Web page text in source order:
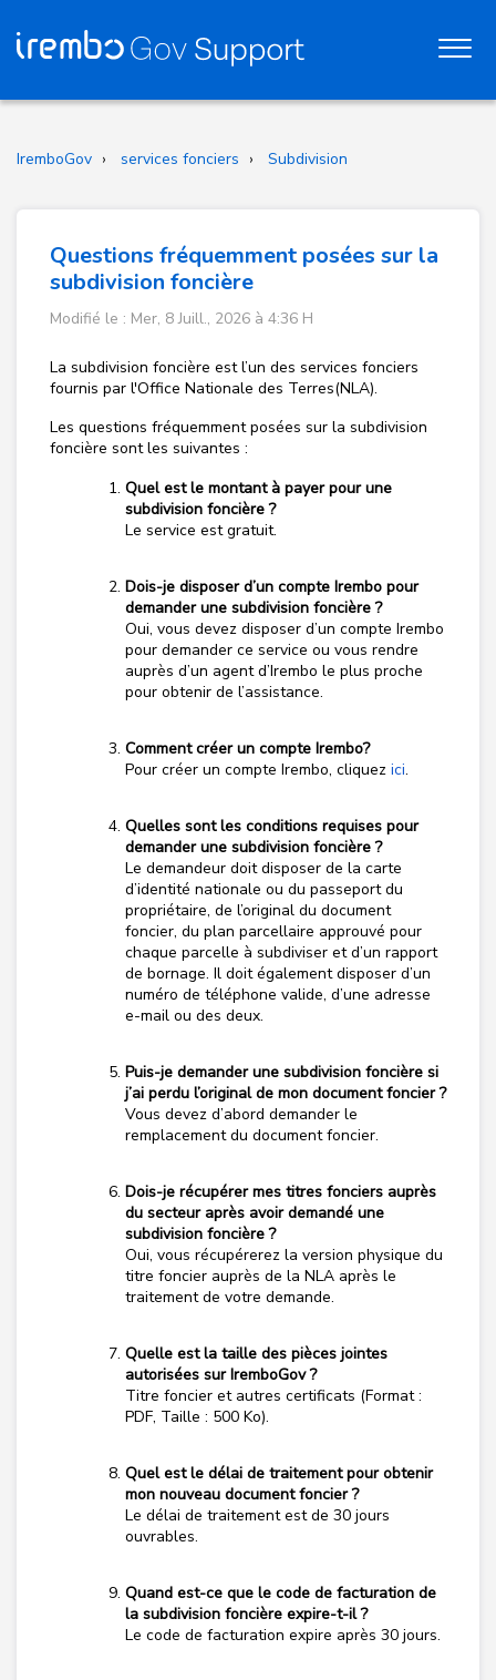
IremboGov services fonciers Subdivision
Questions fréquemment posées sur la
subdivision foncière
Modifié le : Mer, 8 Juill., 2026 à 4:36 H
La subdivision foncière est l’un des services fonciers
fournis par l'Office Nationale des Terres(NLA).
Les questions fréquemment posées sur la subdivision
foncière sont les suivantes :
Quel est le montant à payer pour une
subdivision foncière ?
Le service est gratuit.
Dois-je disposer d’un compte Irembo pour
demander une subdivision foncière ?
Oui, vous devez disposer d’un compte Irembo
pour demander ce service ou vous rendre
auprès d’un agent d’Irembo le plus proche
pour obtenir de l’assistance.
Comment créer un compte Irembo?
Pour créer un compte Irembo, cliquez ici.
Quelles sont les conditions requises pour
demander une subdivision foncière ?
Le demandeur doit disposer de la carte
d’identité nationale ou du passeport du
propriétaire, de l’original du document
foncier, du plan parcellaire approuvé pour
chaque parcelle à subdiviser et d’un rapport
de bornage. Il doit également disposer d’un
numéro de téléphone valide, d’une adresse
e-mail ou des deux.
Puis-je demander une subdivision foncière si
j’ai perdu l’original de mon document foncier ?
Vous devez d’abord demander le
remplacement du document foncier.
Dois-je récupérer mes titres fonciers auprès
du secteur après avoir demandé une
subdivision foncière ?
Oui, vous récupérerez la version physique du
titre foncier auprès de la NLA après le
traitement de votre demande.
Quelle est la taille des pièces jointes
autorisées sur IremboGov ?
Titre foncier et autres certificats (Format :
PDF, Taille : 500 Ko).
Quel est le délai de traitement pour obtenir
mon nouveau document foncier ?
Le délai de traitement est de 30 jours
ouvrables.
Quand est-ce que le code de facturation de
la subdivision foncière expire-t-il ?
Le code de facturation expire après 30 jours.